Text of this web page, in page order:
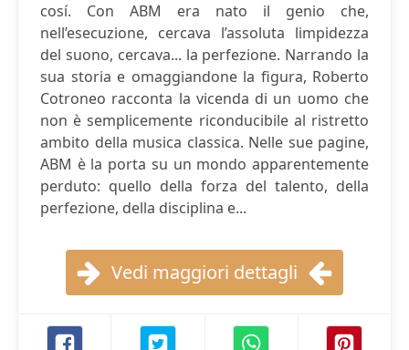
cosí. Con ABM era nato il genio che,
nell’esecuzione, cercava l’assoluta limpidezza
del suono, cercava... la perfezione. Narrando la
sua storia e omaggiandone la figura, Roberto
Cotroneo racconta la vicenda di un uomo che
non è semplicemente riconducibile al ristretto
ambito della musica classica. Nelle sue pagine,
ABM è la porta su un mondo apparentemente
perduto: quello della forza del talento, della
perfezione, della disciplina e...
Vedi maggiori dettagli